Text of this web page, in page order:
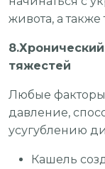
живота, а также
тяжестей
Любые
давление,
усугублению
Кашель